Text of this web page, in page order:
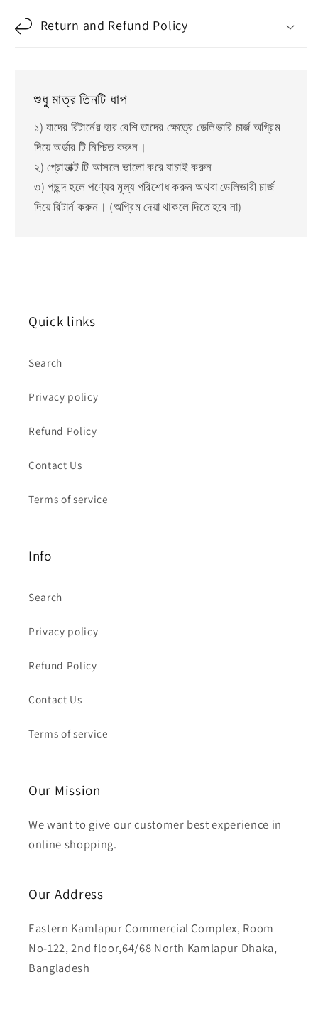
Return and Refund Policy
শুধু মাত্র তিনটি ধাপ
১) যাদের রিটার্নের হার বেশি তাদের ক্ষেত্রে ডেলিভারি চার্জ অগ্রিম
দিয়ে অর্ডার টি নিশ্চিত করুন।
২) প্রোডাক্ট টি আসলে ভালো করে যাচাই করুন
৩) পছন্দ হলে পণ্যের মূল্য পরিশোধ করুন অথবা ডেলিভারী চার্জ
দিয়ে রিটার্ন করুন। (অগ্রিম দেয়া থাকলে দিতে হবে না)
Quick links
Search
Privacy policy
Refund Policy
Contact Us
Terms of service
Info
Search
Privacy policy
Refund Policy
Contact Us
Terms of service
Our Mission
We want to give our customer best experience in
online shopping.
Our Address
Eastern Kamlapur Commercial Complex, Room
No-122, 2nd floor,64/68 North Kamlapur Dhaka,
Bangladesh